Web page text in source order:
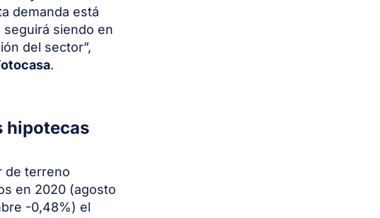
demanda está
siendo en
del sector”,
.
hipotecas
de terreno
en 2020 (agosto
-0,48%) el